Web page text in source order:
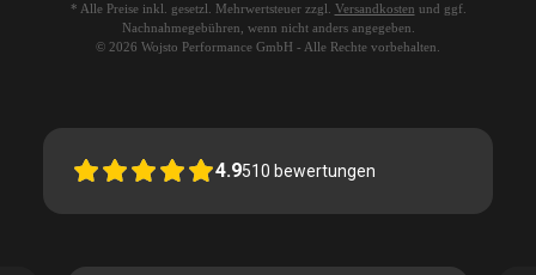
* Alle Preise inkl. gesetzl. Mehrwertsteuer zzgl. Versandkosten und ggf.
Nachnahmegebühren, wenn nicht anders angegeben.
© 2026 Wojsto Performance GmbH - Alle Rechte vorbehalten.
4.9510 bewertungen